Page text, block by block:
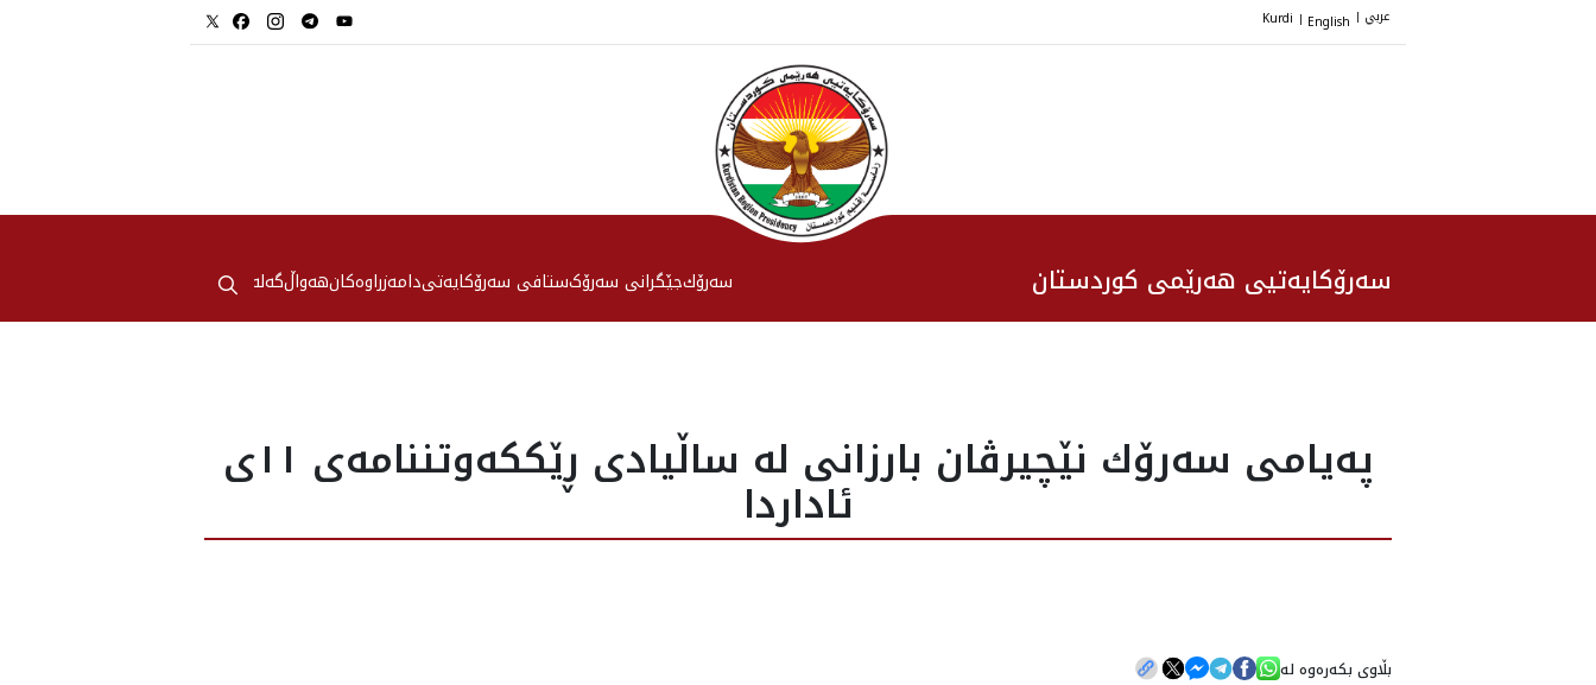
عربي |
English
|
Kurdi
سەرۆکایەتیی هەرێمی کوردستان سەرۆكجێگرانی سه‌رۆکستافی سەرۆکایەتیدامەزراوەکانهه‌واڵگەلەری
⚲
په‌یامی سه‌رۆك نێچیرڤان بارزانی له‌ ساڵیادی ڕێككه‌وتننامه‌ی ١١ی
ئاداردا
بڵاوی بکەرەوە لە